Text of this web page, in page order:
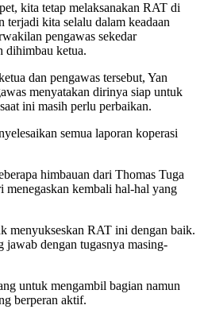
kita tetap melaksanakan RAT di
terjadi kita selalu dalam keadaan
pengawas sekedar
dihimbau ketua.
dan pengawas tersebut, Yan
menyatakan dirinya siap untuk
ini masih perlu perbaikan.
semua laporan koperasi
himbauan dari Thomas Tuga
menegaskan kembali hal-hal yang
menyukseskan RAT ini dengan baik.
jawab dengan tugasnya masing-
untuk mengambil bagian namun
berperan aktif.